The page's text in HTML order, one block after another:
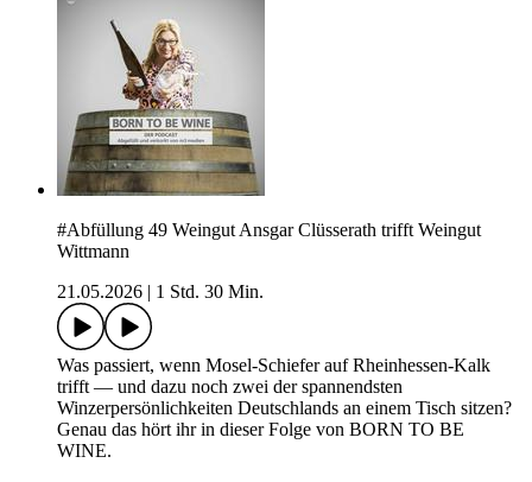
#Abfüllung 49 Weingut Ansgar Clüsserath trifft Weingut
Wittmann
21.05.2026
1 Std. 30 Min.
Was passiert, wenn Mosel-Schiefer auf Rheinhessen-Kalk
trifft — und dazu noch zwei der spannendsten
Winzerpersönlichkeiten Deutschlands an einem Tisch sitzen?
Genau das hört ihr in dieser Folge von BORN TO BE
WINE.